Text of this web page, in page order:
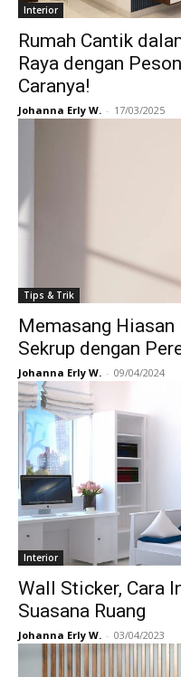
Interior
Rumah Cantik
Raya dengan
Caranya!
Johanna Erly W. - 17/03/2025
Tips & Trik
Memasang Hiasan
Sekrup dengan
Johanna Erly W. - 09/04/2024
Interior
Wall Sticker, Cara
Suasana Ruang
Johanna Erly W. - 03/04/2023